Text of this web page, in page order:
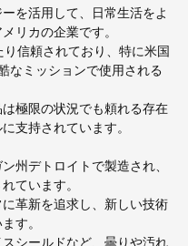
を活用して、日常生活をよ
リカの企業です。
信頼されており、特に米国
なミッションで使用される
極限の状況でも頼れる存在
支持されています。
州デトロイトで製造され、
ています。
革新を追求し、新しい技術
す。
シールドなど、曇りや汚れ